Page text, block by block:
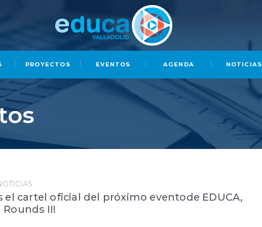
PROYECTOS EVENTOS AGENDA NOTICIAS
el cartel oficial del próximo eventode EDUCA,
II!